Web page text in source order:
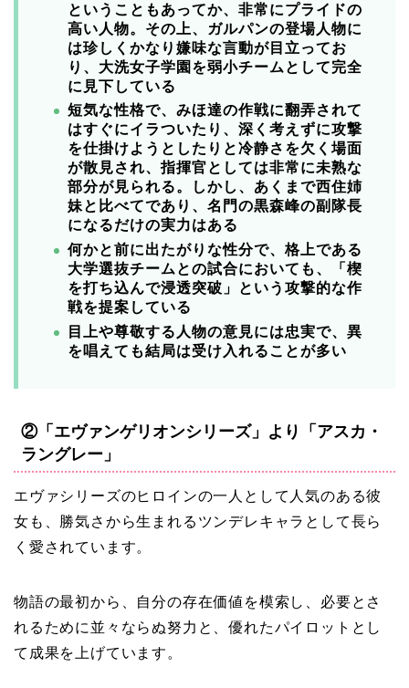
ということもあってか、非常にプライドの
高い人物。その上、ガルパンの登場人物に
は珍しくかなり嫌味な言動が目立ってお
り、大洗女子学園を弱小チームとして完全
に見下している
短気な性格で、みほ達の作戦に翻弄されて
はすぐにイラついたり、深く考えずに攻撃
を仕掛けようとしたりと冷静さを欠く場面
が散見され、指揮官としては非常に未熟な
部分が見られる。しかし、あくまで西住姉
妹と比べてであり、名門の黒森峰の副隊長
になるだけの実力はある
何かと前に出たがりな性分で、格上である
大学選抜チームとの試合においても、「楔
を打ち込んで浸透突破」という攻撃的な作
戦を提案している
目上や尊敬する人物の意見には忠実で、異
を唱えても結局は受け入れることが多い
②「エヴァンゲリオンシリーズ」より「アスカ・
ラングレー」
エヴァシリーズのヒロインの一人として人気のある彼
女も、勝気さから生まれるツンデレキャラとして長ら
く愛されています。
物語の最初から、自分の存在価値を模索し、必要とさ
れるために並々ならぬ努力と、優れたパイロットとし
て成果を上げています。